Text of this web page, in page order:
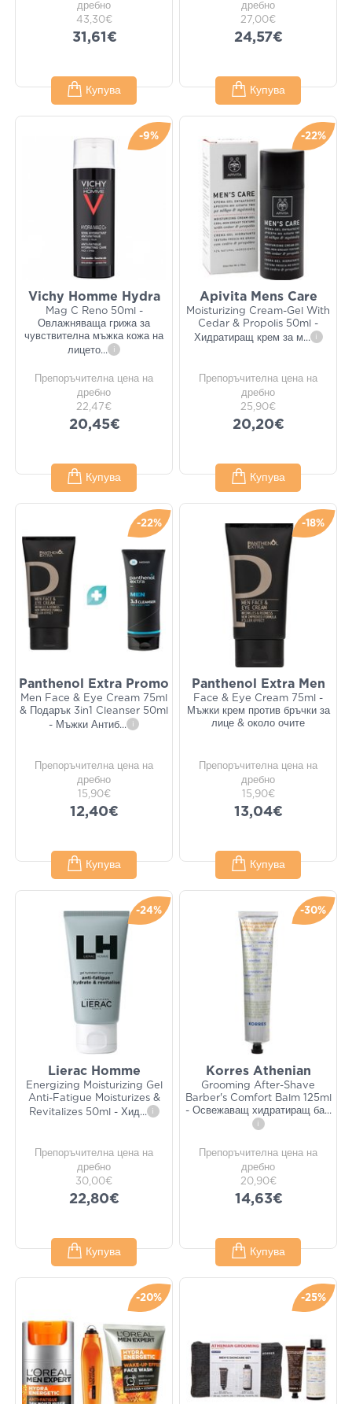
дребно
43,30€
31,61€
Купува
дребно
27,00€
24,57€
Купува
-9%
Vichy Homme Hydra
Mag C Reno 50ml -
Овлажняваща грижа за
чувствителна мъжка кожа на
лицето... i
Препоръчителна цена на
дребно
22,47€
20,45€
Купува
-22%
Apivita Mens Care
Moisturizing Cream-Gel With
Cedar & Propolis 50ml -
Хидратиращ крем за м... i
Препоръчителна цена на
дребно
25,90€
20,20€
Купува
-22%
Panthenol Extra Promo
Men Face & Eye Cream 75ml
& Подарък 3in1 Cleanser 50ml
- Мъжки Антиб... i
Препоръчителна цена на
дребно
15,90€
12,40€
Купува
-18%
Panthenol Extra Men
Face & Eye Cream 75ml -
Мъжки крем против бръчки за
лице & около очите
Препоръчителна цена на
дребно
15,90€
13,04€
Купува
-24%
Lierac Homme
Energizing Moisturizing Gel
Anti-Fatigue Moisturizes &
Revitalizes 50ml - Хид... i
Препоръчителна цена на
дребно
30,00€
22,80€
Купува
-30%
Korres Athenian
Grooming After-Shave
Barber's Comfort Balm 125ml
- Освежаващ хидратиращ ба...
i
Препоръчителна цена на
дребно
20,90€
14,63€
Купува
-20% -25%